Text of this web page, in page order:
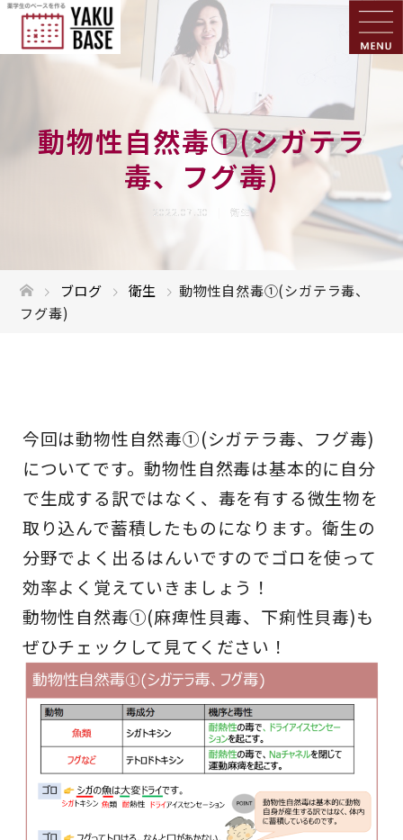
動物性自然毒①(シガテラ
毒、フグ毒)
2022.07.30 衛生
ブログ 衛生
動物性自然毒①(シガテラ毒、
フグ毒)
今回は動物性自然毒①(シガテラ毒、フグ毒)
についてです。動物性自然毒は基本的に自分
で生成する訳ではなく、毒を有する微生物を
取り込んで蓄積したものになります。衛生の
分野でよく出るはんいですのでゴロを使って
効率よく覚えていきましょう！
動物性自然毒①(麻痺性貝毒、下痢性貝毒)も
ぜひチェックして見てください！